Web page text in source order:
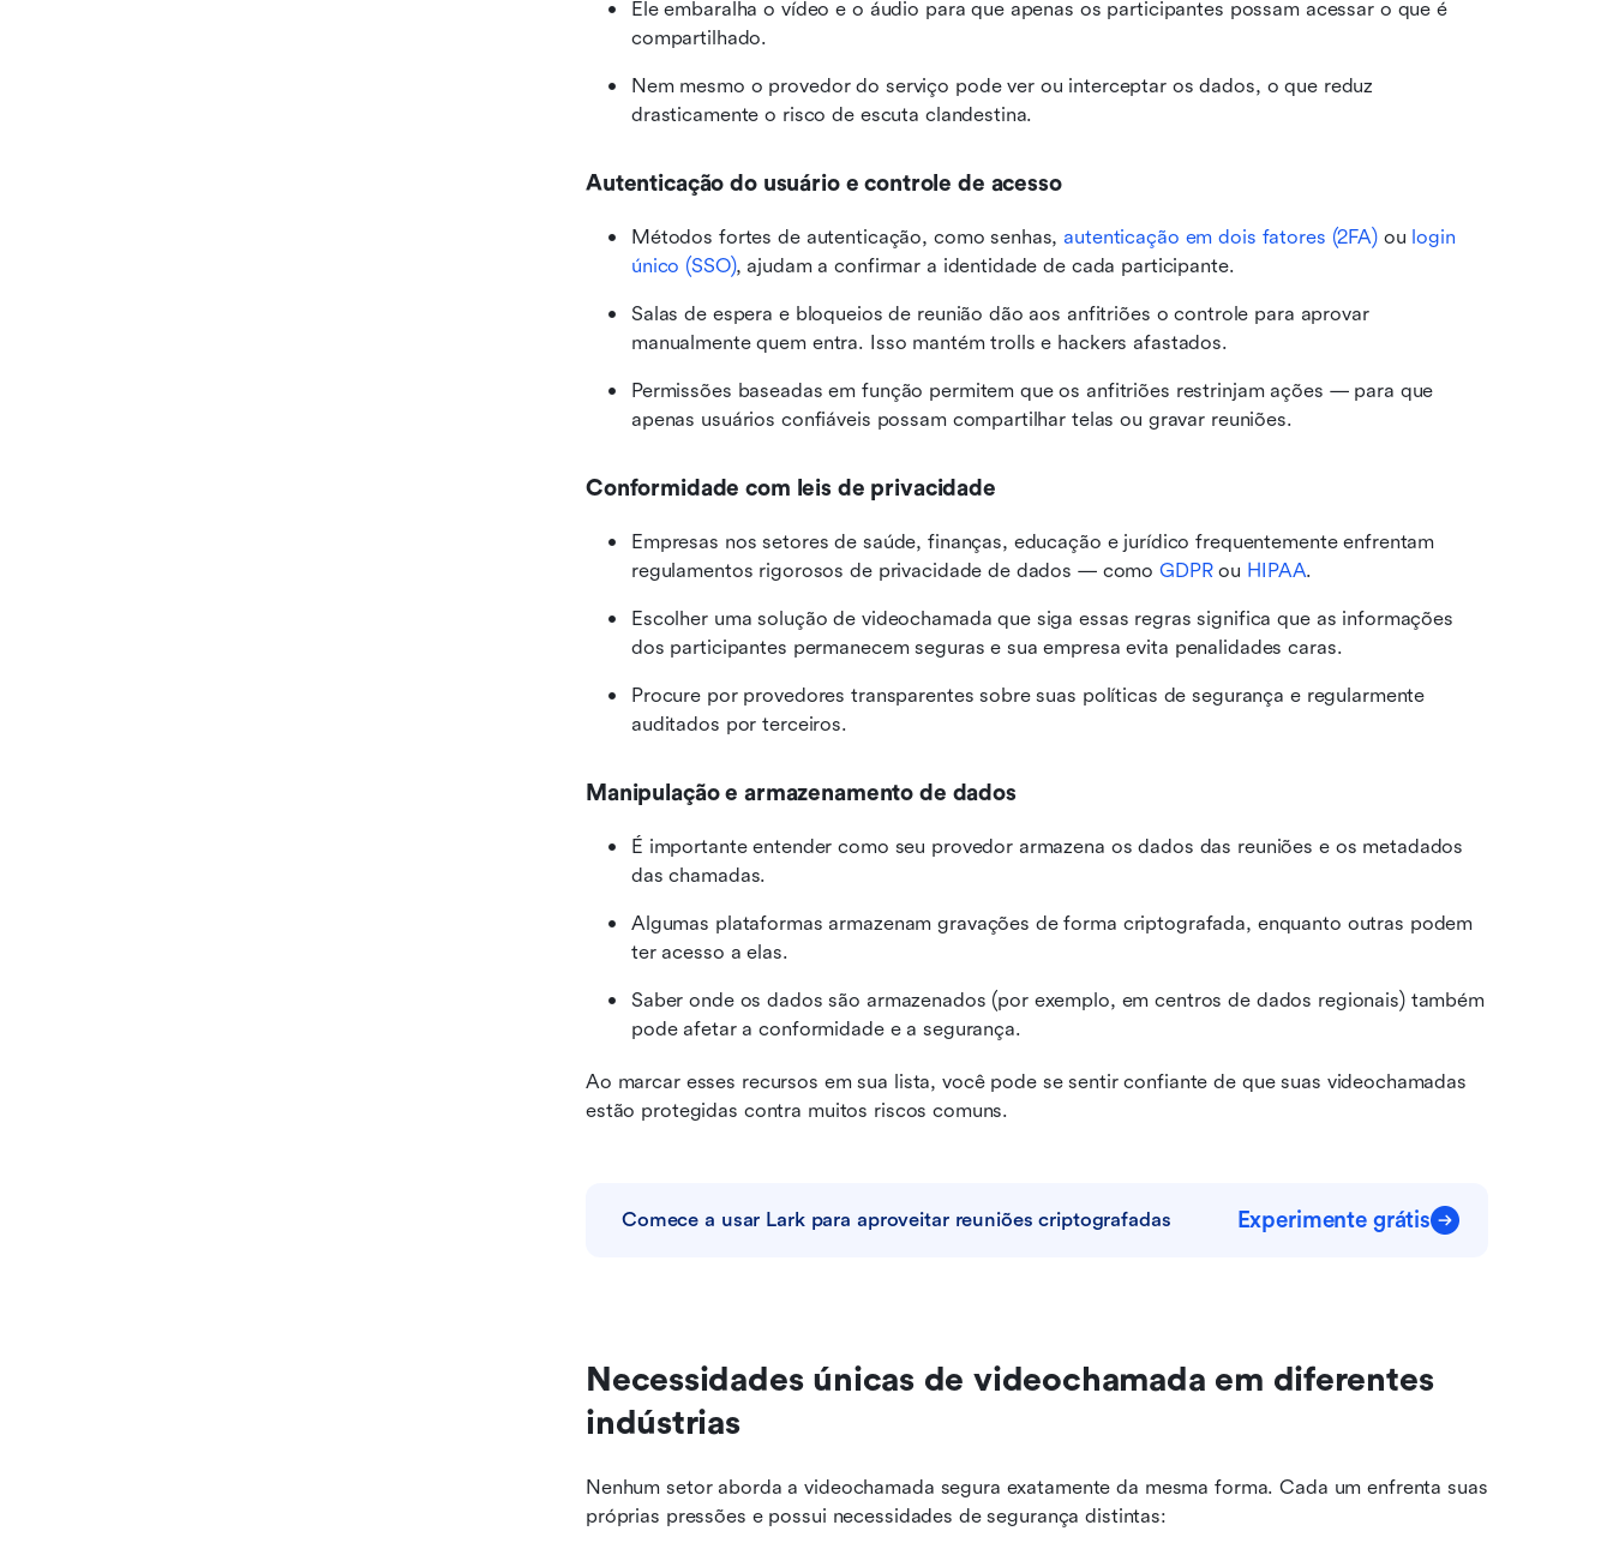
Ele embaralha o vídeo e o áudio para que apenas os participantes possam acessar o que é
compartilhado.
Nem mesmo o provedor do serviço pode ver ou interceptar os dados, o que reduz
drasticamente o risco de escuta clandestina.
Autenticação do usuário e controle de acesso
Métodos fortes de autenticação, como senhas, autenticação em dois fatores (2FA) ou login
único (SSO), ajudam a confirmar a identidade de cada participante.
Salas de espera e bloqueios de reunião dão aos anfitriões o controle para aprovar
manualmente quem entra. Isso mantém trolls e hackers afastados.
Permissões baseadas em função permitem que os anfitriões restrinjam ações — para que
apenas usuários confiáveis possam compartilhar telas ou gravar reuniões.
Conformidade com leis de privacidade
Empresas nos setores de saúde, finanças, educação e jurídico frequentemente enfrentam
regulamentos rigorosos de privacidade de dados — como GDPR ou HIPAA.
Escolher uma solução de videochamada que siga essas regras significa que as informações
dos participantes permanecem seguras e sua empresa evita penalidades caras.
Procure por provedores transparentes sobre suas políticas de segurança e regularmente
auditados por terceiros.
Manipulação e armazenamento de dados
É importante entender como seu provedor armazena os dados das reuniões e os metadados
das chamadas.
Algumas plataformas armazenam gravações de forma criptografada, enquanto outras podem
ter acesso a elas.
Saber onde os dados são armazenados (por exemplo, em centros de dados regionais) também
pode afetar a conformidade e a segurança.
Ao marcar esses recursos em sua lista, você pode se sentir confiante de que suas videochamadas
estão protegidas contra muitos riscos comuns.
Comece a usar Lark para aproveitar reuniões criptografadas Experimente grátis
Necessidades únicas de videochamada em diferentes
indústrias
Nenhum setor aborda a videochamada segura exatamente da mesma forma. Cada um enfrenta suas
próprias pressões e possui necessidades de segurança distintas: